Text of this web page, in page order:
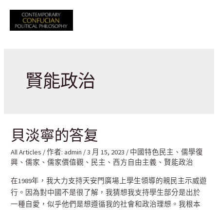
賢能政治
貝淡寧的答复
All Articles / 作者:admin /3 月 15, 2023 / 中國特色民主 、儒學復
興 、儒家 、儒家價值觀 、 民主 、西方自由主義 、 賢能政治
在1989年，我大力支持天安門廣場上學生領導的親民主示威遊
行。因為對中國不是很了解，我猜想我支持學生部分是出於
一種自愛，似乎他們是想遵循我的社會和政治理想。我根本